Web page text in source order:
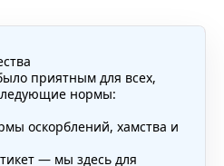
приятным для всех,
нормы:
оскорблений, хамства и
— мы здесь для